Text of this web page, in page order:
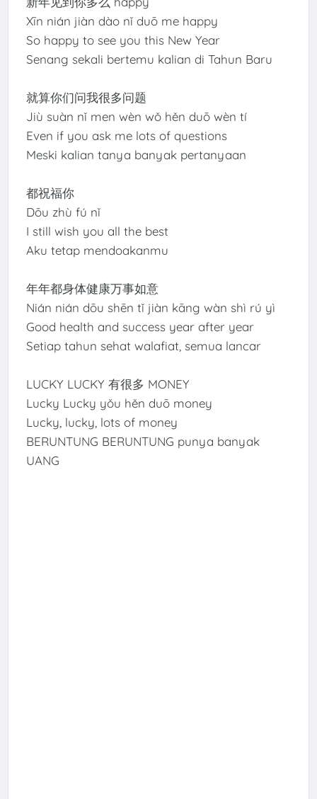
Xīn nián jiàn dào nǐ duō me happy
So happy to see you this New Year
Senang sekali bertemu kalian di Tahun Baru
就算你们问我很多问题
Jiù suàn nǐ men wèn wǒ hěn duō wèn tí
Even if you ask me lots of questions
Meski kalian tanya banyak pertanyaan
都祝福你
Dōu zhù fú nǐ
I still wish you all the best
Aku tetap mendoakanmu
年年都身体健康万事如意
Nián nián dōu shēn tǐ jiàn kāng wàn shì rú yì
Good health and success year after year
Setiap tahun sehat walafiat, semua lancar
LUCKY LUCKY 有很多 MONEY
Lucky Lucky yǒu hěn duō money
Lucky, lucky, lots of money
BERUNTUNG BERUNTUNG punya banyak
UANG